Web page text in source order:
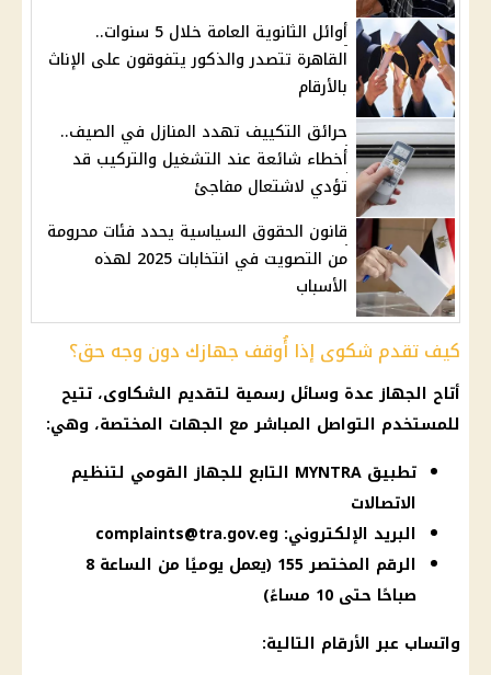
أوائل الثانوية العامة خلال 5 سنوات..
القاهرة تتصدر والذكور يتفوقون على الإناث
بالأرقام
حرائق التكييف تهدد المنازل في الصيف..
أخطاء شائعة عند التشغيل والتركيب قد
تؤدي لاشتعال مفاجئ
قانون الحقوق السياسية يحدد فئات محرومة
من التصويت في انتخابات 2025 لهذه
الأسباب
كيف تقدم شكوى إذا أُوقف جهازك دون وجه حق؟
أتاح الجهاز عدة وسائل رسمية لتقديم الشكاوى، تتيح
للمستخدم التواصل المباشر مع الجهات المختصة، وهي:
تطبيق MYNTRA التابع للجهاز القومي لتنظيم
الاتصالات
البريد الإلكتروني: complaints@tra.gov.eg
الرقم المختصر 155 (يعمل يوميًا من الساعة 8
صباحًا حتى 10 مساءً)
واتساب عبر الأرقام التالية: